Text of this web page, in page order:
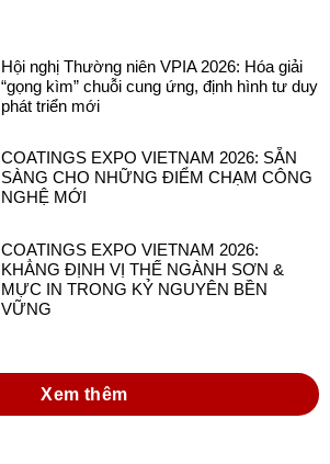
Hội nghị Thường niên VPIA 2026: Hóa giải
“gọng kìm” chuỗi cung ứng, định hình tư duy
phát triển mới
COATINGS EXPO VIETNAM 2026: SẴN
SÀNG CHO NHỮNG ĐIỂM CHẠM CÔNG
NGHỆ MỚI
COATINGS EXPO VIETNAM 2026:
KHẲNG ĐỊNH VỊ THẾ NGÀNH SƠN &
MỰC IN TRONG KỶ NGUYÊN BỀN
VỮNG
Xem thêm